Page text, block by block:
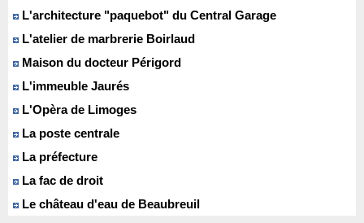
L'architecture "paquebot" du Central Garage
L'atelier de marbrerie Boirlaud
Maison du docteur Périgord
L'immeuble Jaurés
L'Opèra de Limoges
La poste centrale
La préfecture
La fac de droit
Le château d'eau de Beaubreuil